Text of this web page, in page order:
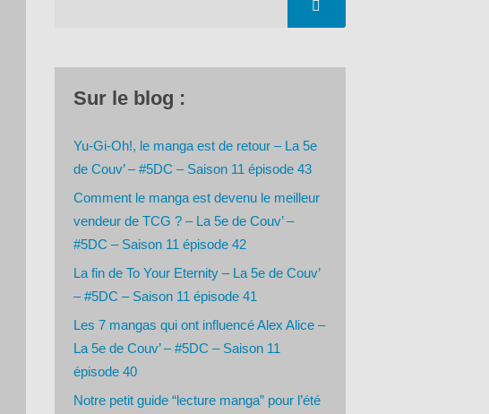
Sur le blog :
Yu-Gi-Oh!, le manga est de retour – La 5e
de Couv’ – #5DC – Saison 11 épisode 43
Comment le manga est devenu le meilleur
vendeur de TCG ? – La 5e de Couv’ –
#5DC – Saison 11 épisode 42
La fin de To Your Eternity – La 5e de Couv’
– #5DC – Saison 11 épisode 41
Les 7 mangas qui ont influencé Alex Alice –
La 5e de Couv’ – #5DC – Saison 11
épisode 40
Notre petit guide “lecture manga” pour l’été